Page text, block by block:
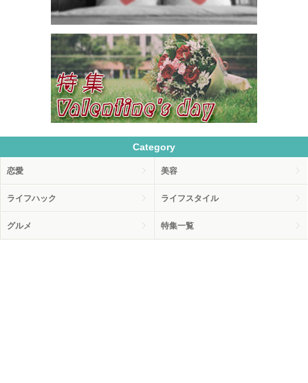
Category
恋愛 美容
ライフハック ライフスタイル
グルメ 特集一覧